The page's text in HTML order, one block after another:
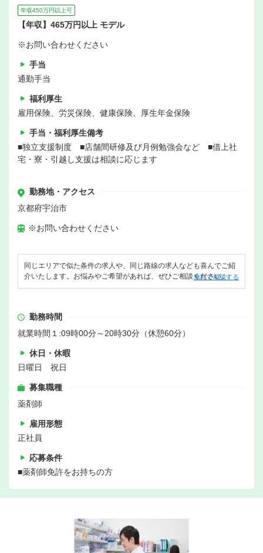
年収450万円以上可
【年収】465万円以上 モデル
※お問い合わせください
手当
通勤手当
福利厚生
雇用保険、労災保険、健康保険、厚生年金保険
手当・福利厚生備考
■独立支援制度 ■店舗間研修及び月例勉強会など ■借上社
宅・寮・引越し支援は相談に応じます
勤務地・アクセス
京都府宇治市
※お問い合わせください
同じエリアで似た条件の求人や、同じ路線の求人なども喜んでご紹
介いたします。お悩みやご希望があれば、ぜひご相談ください。
無料で相談する
勤務時間
就業時間１:09時00分～20時30分（休憩60分）
休日・休暇
日曜日 祝日
募集職種
薬剤師
雇用形態
正社員
応募条件
■薬剤師免許をお持ちの方